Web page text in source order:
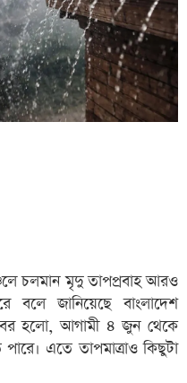
চলমান মৃদু তাপপ্রবাহ আরও
জানিয়েছে বাংলাদেশ
হলো, আগামী ৪ জুন থেকে
পারে। এতে তাপমাত্রাও কিছুটা